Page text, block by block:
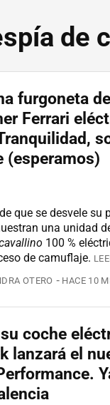
de
furgoneta
Ferrari
(esperamos)
que se desvele su
una unidad
100 %
de camuflaje.
OTERO HACE 10
coche
lanzará el